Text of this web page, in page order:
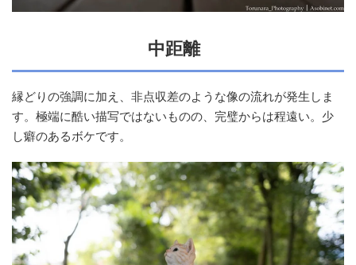
中距離
縁どりの強調に加え、非点収差のような像の流れが発生しま
す。極端に酷い描写ではないものの、完璧からは程遠い。少
し癖のあるボケです。